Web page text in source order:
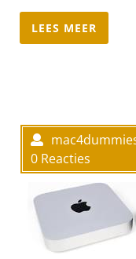
LEES MEER
0 Reacties